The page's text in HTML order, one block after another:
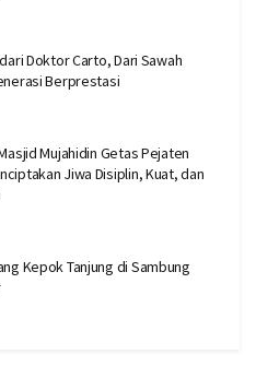
Doktor Carto, Dari Sawah
Berprestasi
Mujahidin Getas Pejaten
Jiwa Disiplin, Kuat, dan
Kepok Tanjung di Sambung